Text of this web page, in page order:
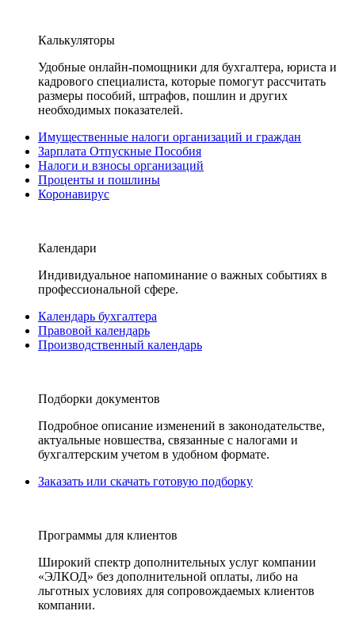
Калькуляторы
Удобные онлайн-помощники для бухгалтера, юриста и
кадрового специалиста, которые помогут рассчитать
размеры пособий, штрафов, пошлин и других
необходимых показателей.
Имущественные налоги организаций и граждан
Зарплата Отпускные Пособия
Налоги и взносы организаций
Проценты и пошлины
Коронавирус
Календари
Индивидуальное напоминание о важных событиях в
профессиональной сфере.
Календарь бухгалтера
Правовой календарь
Производственный календарь
Подборки документов
Подробное описание изменений в законодательстве,
актуальные новшества, связанные с налогами и
бухгалтерским учетом в удобном формате.
Заказать или скачать готовую подборку
Программы для клиентов
Широкий спектр дополнительных услуг компании
«ЭЛКОД» без дополнительной оплаты, либо на
льготных условиях для сопровождаемых клиентов
компании.